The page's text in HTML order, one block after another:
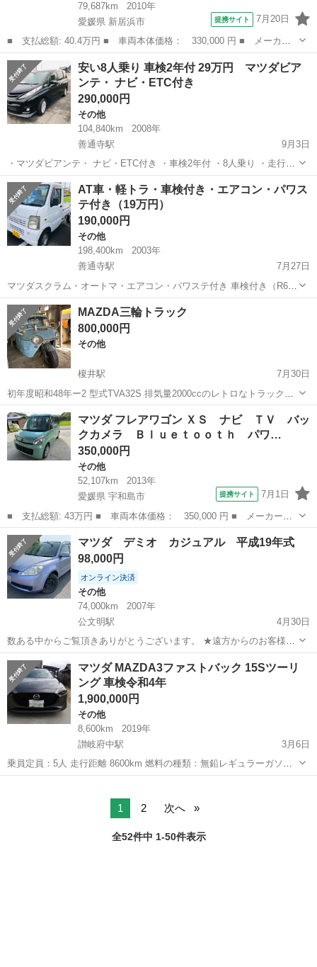
79,687km
2010年
愛媛県 新居浜市
提携サイト 7月20日
■ 支払総額: 40.4万円 ■ 車両本体価格： 330,000 円 ■ メーカー
名： マツダ ■ 車種名： キャロル ■ グレード名： Ｘタイ
プ！ ナビ ＥＴＣ車載器 プッシュスタート キーレスエントリ
ー フォグランプ ...
愛媛 新居浜市 その他
安い8人乗り 車検2年付 29万円 マツダビア
ンテ・ ナビ・ETC付き
290,000円
その他
104,840km
2008年
善通寺駅
9月3日
・マツダビアンテ・ ナビ・ETC付き ・車検2年付 ・8人乗り ・走行距
離約10万㎞で調子いい車です ＊諸費用は別途見積（香川県内登録です
と40000円です） ＊左側電格ミラー自動格納出来ませんが、通常使用
は問題...
香川 善通寺市 善通寺駅 その他
AT車・軽トラ・車検付き・エアコン・パワス
テ付き（19万円）
190,000円
その他
198,400km
2003年
善通寺駅
7月27日
マツダスクラム・オートマ・エアコン・パワステ付き 車検付き（R6年
3月まで） エンジン・足回り共に違和感なし 現車確認して、ご検討を
お願いします 諸費用別
香川 善通寺市 善通寺駅 その他
MAZDA三輪トラック
800,000円
その他
榎井駅
7月30日
初年度昭和48年ー2 型式TVA32S 排気量2000ccのレトロなトラックで
シャーシは写真にありますがきれいです。
香川 仲多度郡 榎井駅 その他
マツダ フレアワゴン ＸＳ ナビ ＴＶ バッ
クカメラ Ｂｌｕｅｔｏｏｔｈ パワ…
350,000円
その他
52,107km
2013年
愛媛県 宇和島市
提携サイト 7月1日
■ 支払総額: 43万円 ■ 車両本体価格： 350,000 円 ■ メーカー
名： マツダ ■ 車種名： フレアワゴン ■ グレード名： ＸＳ
ナビ ＴＶ バックカメラ Ｂｌｕｅｔｏｏｔｈ パワースライドド
ア ＥＴＣ 前後...
愛媛 宇和島市 その他
マツダ デミオ カジュアル 平成19年式
98,000円
オンライン決済
その他
74,000km
2007年
公文明駅
4月30日
数ある中からご覧頂きありがとうございます。 ★遠方からのお客様に
もご対応！ ★年中無休にてお客様へ迅速なご対応！ お車の詳細、プロ
フィールの紹介文をご確認の上、ご質問頂けましたら幸いです。 かな
り格安での販売となります...
香川 公文明駅
マツダ MAZDA3ファストバック 15Sツーリ
ング 車検令和4年
1,900,000円
その他
8,600km
2019年
讃岐府中駅
3月6日
乗員定員：5人 走行距離 8600km 燃料の種類：無鉛レギュラーガソリ
ン 排気量：1500cc ミッション：AT ボディタイプ：ハッチバック 駆動
1 2 次へ
全52件中 1-50件表示